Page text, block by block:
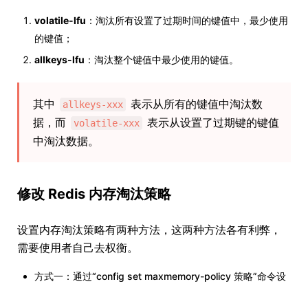
volatile-lfu ：淘汰所有设置了过期时间的键值中，最少使用
的键值；
allkeys-lfu ：淘汰整个键值中最少使用的键值。
其中 allkeys-xxx
表示从所有的键值中淘汰数
据，而
volatile-xxx
表示从设置了过期键的键值
中淘汰数据。
修改 Redis 内存淘汰策略
设置内存淘汰策略有两种方法，这两种方法各有利弊，
需要使用者自己去权衡。
方式一：通过“config set maxmemory-policy 策略”命令设